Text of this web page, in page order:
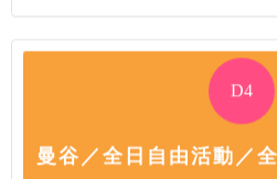
D4
曼谷／全日自由活動／